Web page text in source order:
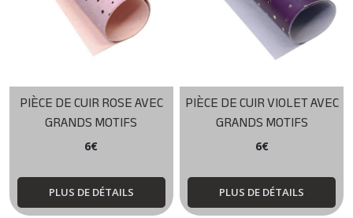
PIÈCE DE CUIR ROSE AVEC
GRANDS MOTIFS
6€
PLUS DE DÉTAILS
PIÈCE DE CUIR VIOLET AVEC
GRANDS MOTIFS
6€
PLUS DE DÉTAILS